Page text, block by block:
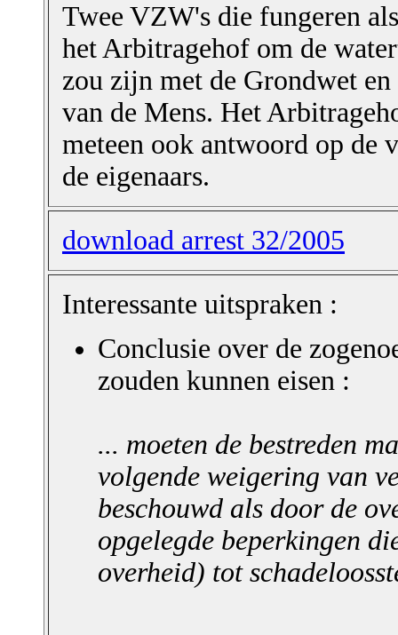
Twee VZW's die fungeren
het Arbitragehof om de
zou zijn met de Grondwet
van de Mens. Het
meteen ook antwoord op de
de eigenaars.
download arrest 32/2005
Interessante uitspraken :
Conclusie over de
zouden kunnen eisen :
... moeten de bestreden
volgende weigering van
beschouwd als door de
opgelegde beperkingen
overheid) tot